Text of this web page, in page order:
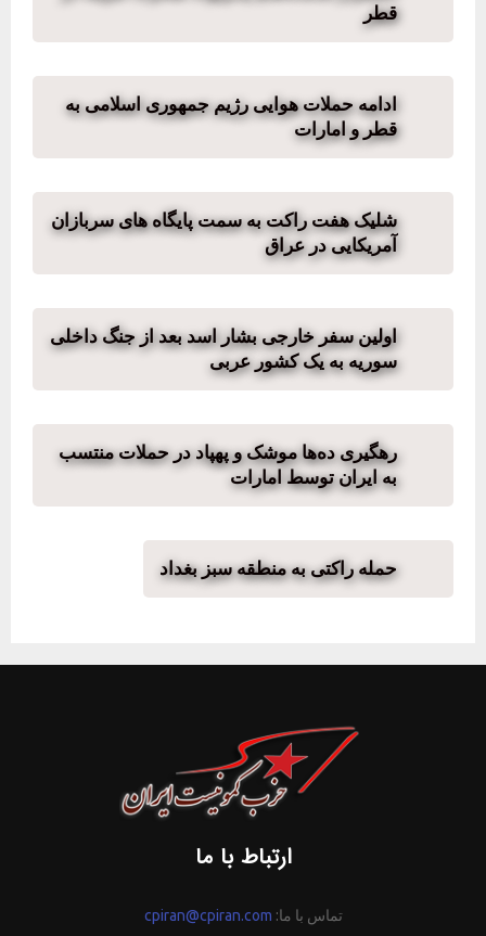
قطر
ادامه حملات هوایی رژیم جمهوری اسلامی به
قطر و امارات
شلیک هفت راکت به سمت پایگاه های سربازان
آمریکایی در عراق
اولین سفر خارجی بشار اسد بعد از جنگ داخلی
سوریه به یک کشور عربی
رهگیری ده‌ها موشک و پهپاد در حملات منتسب
به ایران توسط امارات
حمله راکتی به منطقه سبز بغداد
ارتباط با ما
تماس با ما: cpiran@cpiran.com